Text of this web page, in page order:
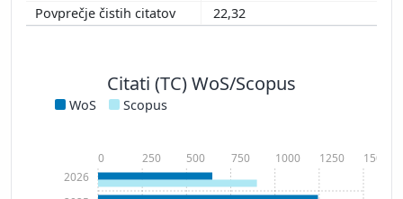
22,32
Citati (TC) WoS/Scopus
WoS Scopus
2026
0 250 500 750 1000 1250 1500